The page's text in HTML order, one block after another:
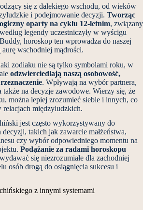
się z dalekiego wschodu, od wieków
i podejmowanie decyzji. Tworząc
oparty na cyklu 12-letnim, związany
legendy uczestniczyły w wyścigu
horoskop ten wprowadza do naszej
wschodniej mądrości.
zodiaku nie są tylko symbolami roku, w
odzwierciedlają naszą osobowość,
. Wpływają na wybór partnera,
także na decyzje zawodowe. Wierzy się, że
można lepiej zrozumieć siebie i innych, co
międzyludzkich.
jest często wykorzystywany do
takich jak zawarcie małżeństwa,
czy wybór odpowiedniego momentu na
Podążanie za radami horoskopu
się niezrozumiałe dla zachodniej
osób drogą do osiągnięcia sukcesu i
z innymi systemami